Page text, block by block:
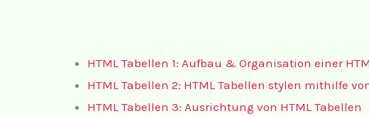
HTML Tabellen 1: Aufbau & Organisation einer
HTML Tabellen 2: HTML Tabellen stylen mithilfe
HTML Tabellen 3: Ausrichtung von HTML Tabellen